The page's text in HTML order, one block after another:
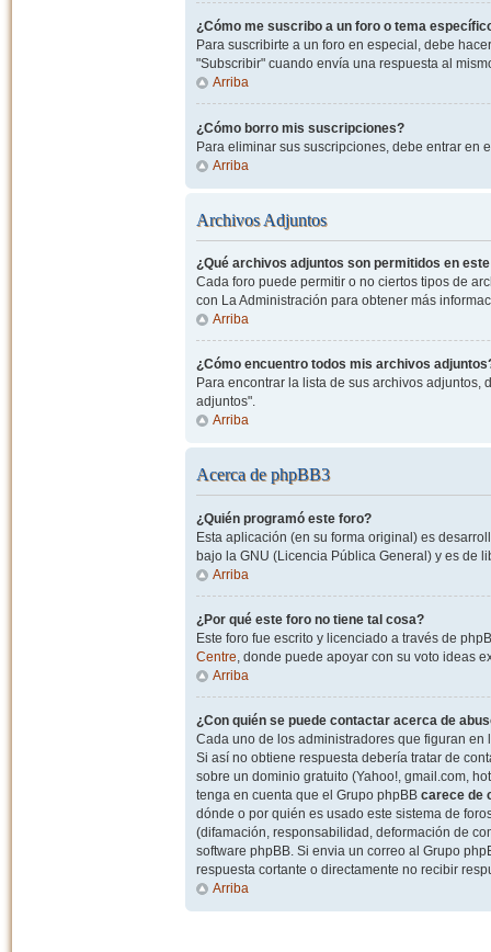
¿Cómo me suscribo a un foro o tema
Para suscribirte a un foro en especial, debe
"Subscribir" cuando envía una respuesta al
Arriba
¿Cómo borro mis suscripciones?
Para eliminar sus suscripciones, debe entrar en
Arriba
Archivos Adjuntos
¿Qué archivos adjuntos son permitidos en
Cada foro puede permitir o no ciertos tipos de
con La Administración para obtener más
Arriba
¿Cómo encuentro todos mis archivos
Para encontrar la lista de sus archivos
adjuntos".
Arriba
Acerca de phpBB3
¿Quién programó este foro?
Esta aplicación (en su forma original) es
bajo la GNU (Licencia Pública General) y es de
Arriba
¿Por qué este foro no tiene tal cosa?
Este foro fue escrito y licenciado a través de
Centre, donde puede apoyar con su voto ideas
Arriba
¿Con quién se puede contactar acerca de
Cada uno de los administradores que figuran
Si así no obtiene respuesta debería tratar de
sobre un dominio gratuito (Yahoo!, gmail.com,
tenga en cuenta que el Grupo phpBB carece de
dónde o por quién es usado este sistema de
(difamación, responsabilidad, deformación de
software phpBB. Si envia un correo al Grupo
respuesta cortante o directamente no recibir
Arriba